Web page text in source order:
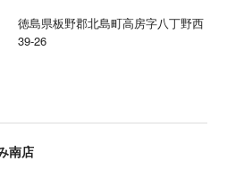
徳島県板野郡北島町高房字八丁野西
39-26
南店